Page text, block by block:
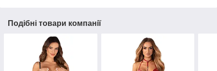
Подібні товари компанії